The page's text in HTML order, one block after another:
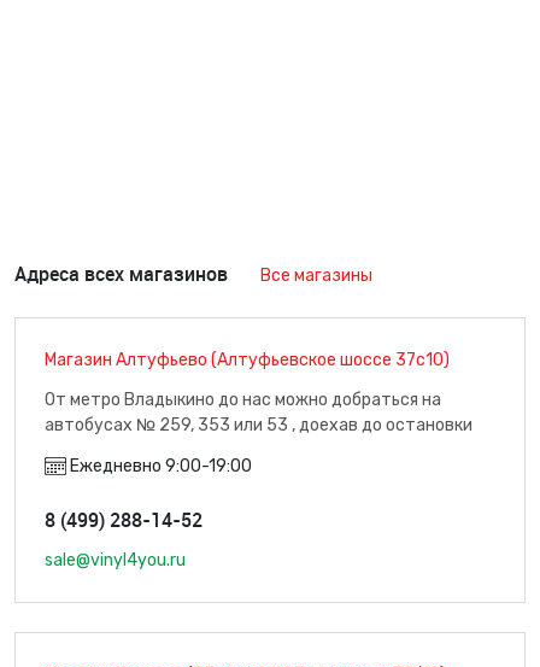
Адреса всех магазинов Все магазины
Магазин Алтуфьево (Алтуфьевское шоссе 37с10)
От метро Владыкино до нас можно добраться на
автобусах № 259, 353 или 53 , доехав до остановки
Ежедневно 9:00-19:00
8 (499) 288-14-52
sale@vinyl4you.ru